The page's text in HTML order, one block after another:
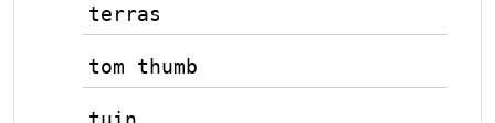
terras
tom thumb